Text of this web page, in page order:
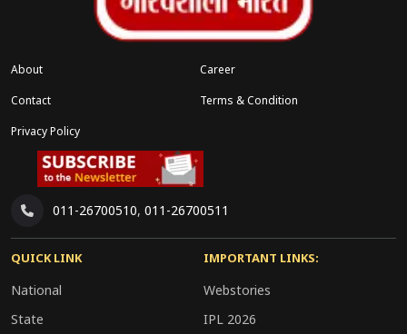
About
Career
Contact
Terms & Condition
Privacy Policy
011-26700510, 011-26700511
QUICK LINK
National
State
IMPORTANT LINKS:
Webstories
IPL 2026